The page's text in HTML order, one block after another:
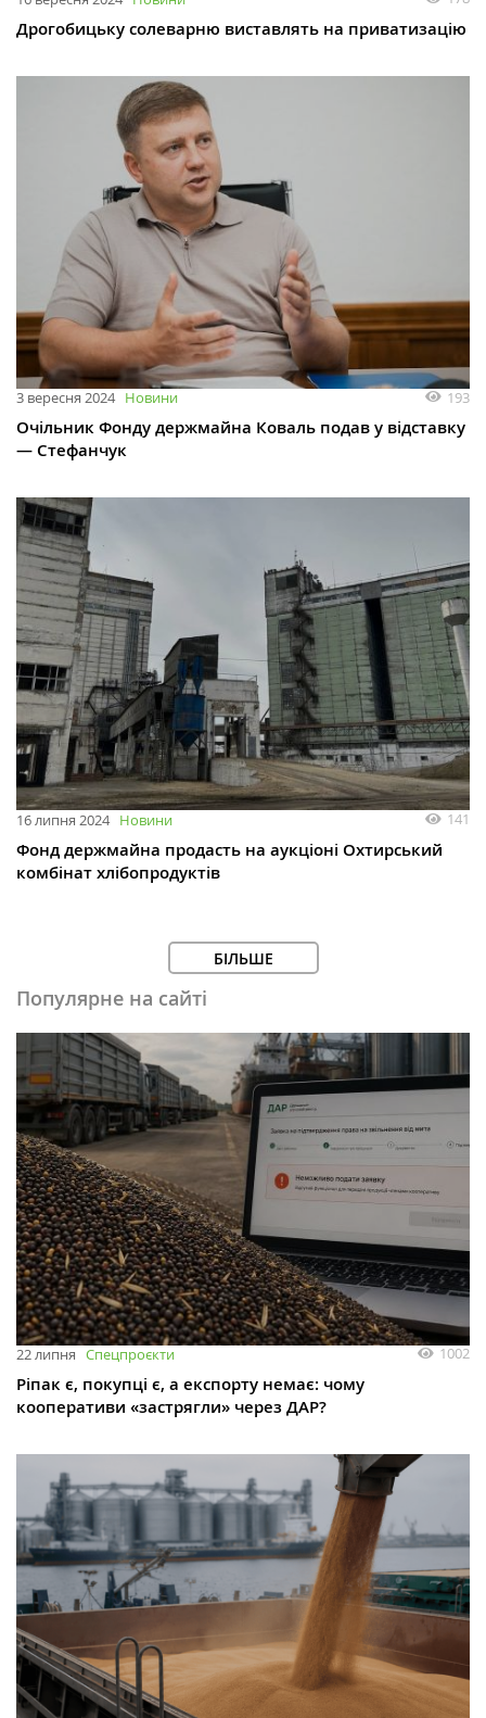
Дрогобицьку солеварню виставлять на приватизацію
3 вересня 2024 Новини 193
Очільник Фонду держмайна Коваль подав у відставку
— Стефанчук
16 липня 2024 Новини 141
Фонд держмайна продасть на аукціоні Охтирський
комбінат хлібопродуктів
БІЛЬШЕ
Популярне на сайті
22 липня Спецпроєкти 1002
Ріпак є, покупці є, а експорту немає: чому
кооперативи «застрягли» через ДАР?